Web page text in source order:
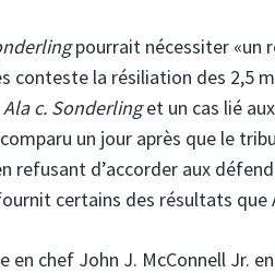
pourrait nécessiter «un
conteste la résiliation des 2,5
Ala c. Sonderlinget un cas lié
un jour après que le
refusant d’accorder aux
certains des résultats que
en chef John J. McConnell Jr.